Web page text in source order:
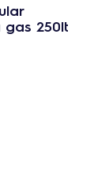
gas 250lt